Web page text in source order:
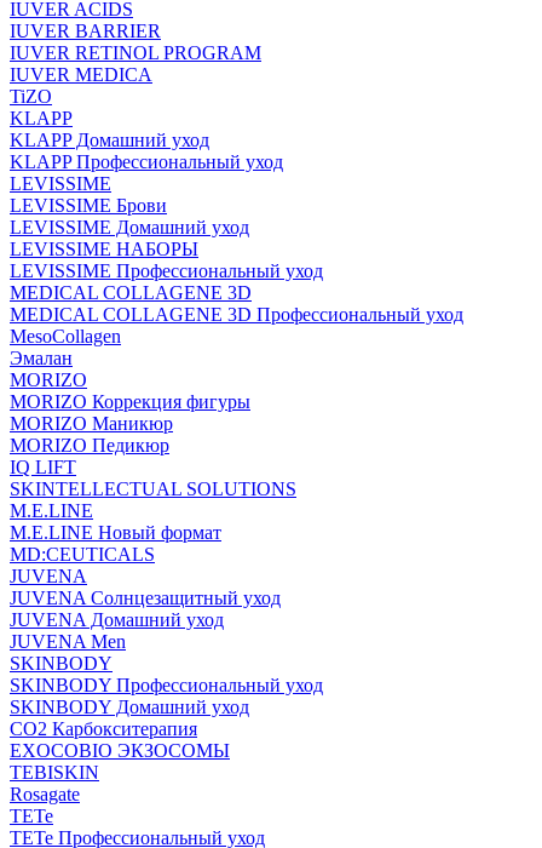
IUVER ACIDS
IUVER BARRIER
IUVER RETINOL PROGRAM
IUVER MEDICA
TiZO
KLAPP
KLAPP Домашний уход
KLAPP Профессиональный уход
LEVISSIME
LEVISSIME Брови
LEVISSIME Домашний уход
LEVISSIME НАБОРЫ
LEVISSIME Профессиональный уход
MEDICAL COLLAGENE 3D
MEDICAL COLLAGENE 3D Профессиональный уход
MesoCollagen
Эмалан
MORIZO
MORIZO Коррекция фигуры
MORIZO Маникюр
MORIZO Педикюр
IQ LIFT
SKINTELLECTUAL SOLUTIONS
M.E.LINE
M.E.LINE Новый формат
MD:CEUTICALS
JUVENA
JUVENA Солнцезащитный уход
JUVENA Домашний уход
JUVENA Men
SKINBODY
SKINBODY Профессиональный уход
SKINBODY Домашний уход
CO2 Карбокситерапия
EXOCOBIO ЭКЗОСОМЫ
TEBISKIN
Rosagate
TETe
TETe Профессиональный уход